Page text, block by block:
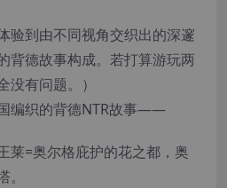
验到由不同视角交织出的深邃
背德故事构成。若打算游玩两
有问题。）
编织的背德NTR故事――
=奥尔格庇护的花之都，奥